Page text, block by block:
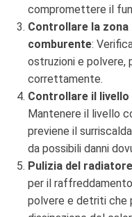
compromettere il
Controllare la zona
comburente:
ostruzioni e polvere,
correttamente.
Controllare il
Mantenere il livello
previene il
da possibili danni
Pulizia del radiatore
per il
polvere e detriti che